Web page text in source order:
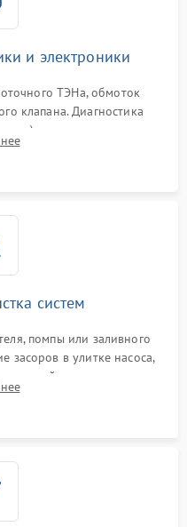
и электроники
ТЭНа, обмоток
клапана. Диагностика
датчика мутности,
модуля управления.
систем
помпы или заливного
засоров в улитке насоса,
ремонт платы
проводки.